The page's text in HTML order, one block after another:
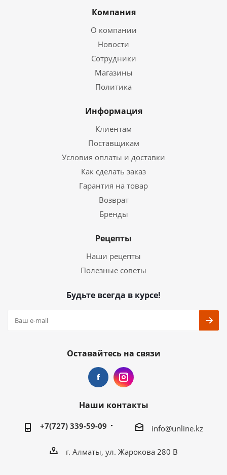
Компания
О компании
Новости
Сотрудники
Магазины
Политика
Информация
Клиентам
Поставщикам
Условия оплаты и доставки
Как сделать заказ
Гарантия на товар
Возврат
Бренды
Рецепты
Наши рецепты
Полезные советы
Будьте всегда в курсе!
Оставайтесь на связи
Наши контакты
+7(727) 339-59-09 info@unline.kz
г. Алматы, ул. Жарокова 280 В